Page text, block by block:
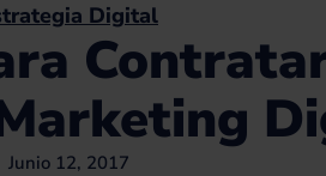
Digital
Junio 12, 2017